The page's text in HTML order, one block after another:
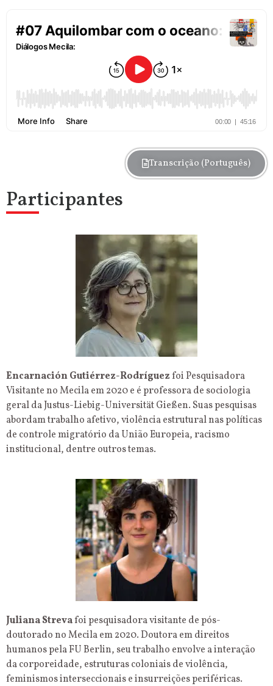
Transcrição (Português)
Participantes
Encarnación Gutiérrez-Rodríguezfoi Pesquisadora
Visitante no Mecila em 2020 e é professora de sociologia
geral da Justus-Liebig-Universität Gießen. Suas pesquisas
abordam trabalho afetivo, violência estrutural nas políticas
de controle migratório da União Europeia, racismo
institucional, dentre outros temas.
Juliana Strevafoi pesquisadora visitante de pós-
doutorado no Mecila em 2020. Doutora em direitos
humanos pela FU Berlin, seu trabalho envolve a interação
da corporeidade, estruturas coloniais de violência,
feminismos interseccionais e insurreições periféricas.